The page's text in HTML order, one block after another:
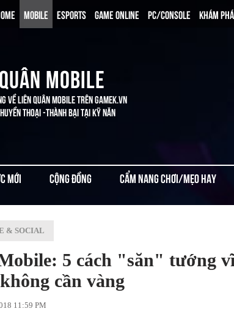
MOBILE ESPORTS GAME ONLINE PC/CONSOLE KHÁM PHÁ
MOBILE
VỀ LIÊN QUÂN MOBILE TRÊN GAMEK.VN
THOẠI -THÀNH BẠI TẠI KỸ NĂN
MỚI CỘNG ĐỒNG CẨM NANG CHƠI/MẸO HAY
& SOCIAL
5 cách "săn" tướng
cần vàng
11:59 PM